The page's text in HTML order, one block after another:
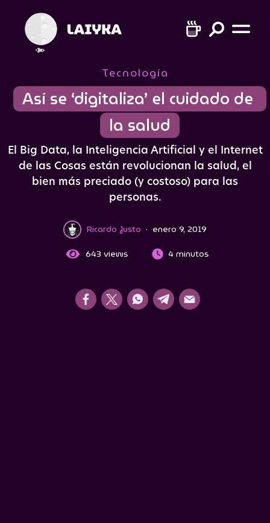
Tecnología
Así se ‘digitaliza’ el cuidado de
la salud
El Big Data, la Inteligencia Artificial y el Internet
de las Cosas están revolucionan la salud, el
bien más preciado (y costoso) para las
personas.
Ricardo Justo · enero 9, 2019
643 views 4 minutos